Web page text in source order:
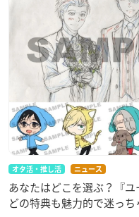
オタ活・推し活 ニュース
あなたはどこを選ぶ？『
どの特典も魅力的で迷っち